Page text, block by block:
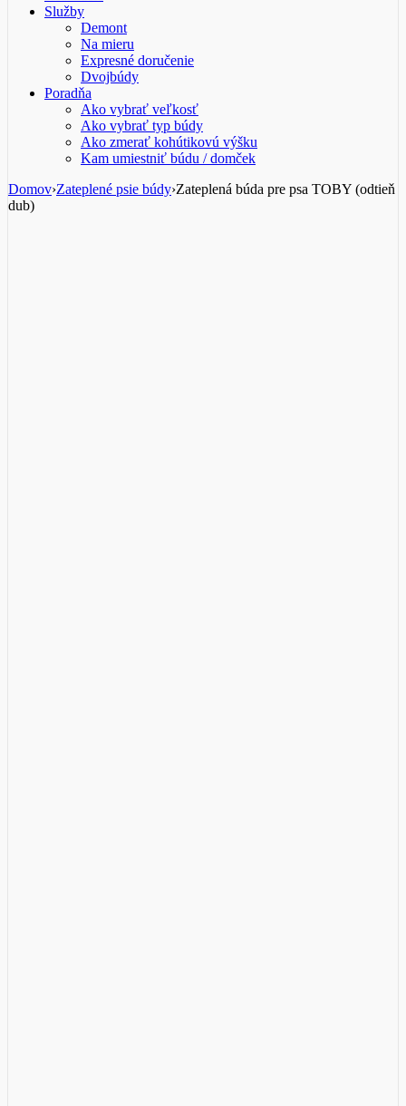
Služby
Demont
Na mieru
Expresné doručenie
Dvojbúdy
Poradňa
Ako vybrať veľkosť
Ako vybrať typ búdy
Ako zmerať kohútikovú výšku
Kam umiestniť búdu / domček
Domov›Zateplené psie búdy›Zateplená búda pre psa TOBY (odtieň
dub)